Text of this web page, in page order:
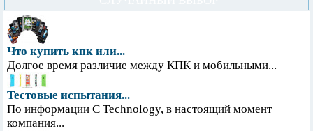
Что купить кпк или...
Долгое время различие между КПК и мобильными...
Тестовые испытания...
По информации С Technology, в настоящий момент
компания...